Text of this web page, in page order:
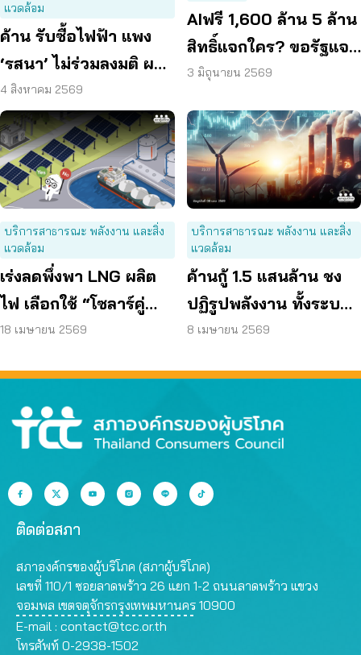
แวดล้อม
ค้าน รับซื้อไฟฟ้า แพง
‘รสนา’ ไม่ร่วมลงมติ ผลัก
ผู้บริโภค “แบก”
4 สิงหาคม 2569
AIฟรี 1,600 ล้าน 5 ล้าน
สิทธิ์แจกใคร? ขอรัฐแจง
เกณฑ์ชัด
3 มิถุนายน 2569
บริการสาธารณะ พลังงาน และสิ่ง
แวดล้อม
เร่งลดพึ่งพา LNG ผลิต
ไฟ เลือกใช้ “โซลาร์คู่
แบตเตอรี่” ลดค่าไฟฟ้า
18 เมษายน 2569
บริการสาธารณะ พลังงาน และสิ่ง
แวดล้อม
ค้านกู้ 1.5 แสนล้าน ชง
ปฏิรูปพลังงาน ทั้งระบบ
น้ำมัน – ไฟฟ้า – โซลาร์
8 เมษายน 2569
ติดต่อสภา
สภาองค์กรของผู้บริโภค (สภาผู้บริโภค)
เลขที่ 110/1 ซอยลาดพร้าว 26 แยก 1-2 ถนนลาดพร้าว แขวง
จอมพล เขตจตุจักรกรุงเทพมหานคร 10900
E-mail : contact@tcc.or.th
โทรศัพท์ 0-2938-1502